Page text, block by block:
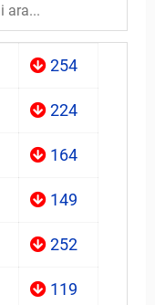
254
224
164
149
252
119